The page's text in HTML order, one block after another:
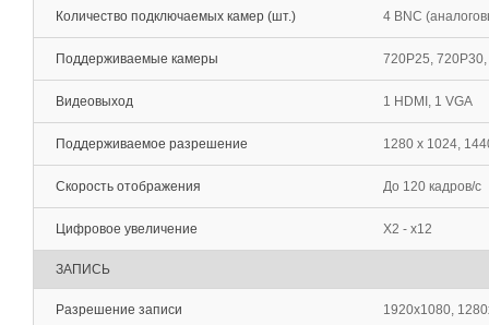
Количество подключаемых камер (шт.) 4 BNC
Поддерживаемые камеры 720P25,
Видеовыход 1 HDMI, 1 VGA
Поддерживаемое разрешение 1280 х 1024,
Скорость отображения До 120 кадров/с
Цифровое увеличение Х2 - х12
ЗАПИСЬ
Разрешение записи 1920x1080,